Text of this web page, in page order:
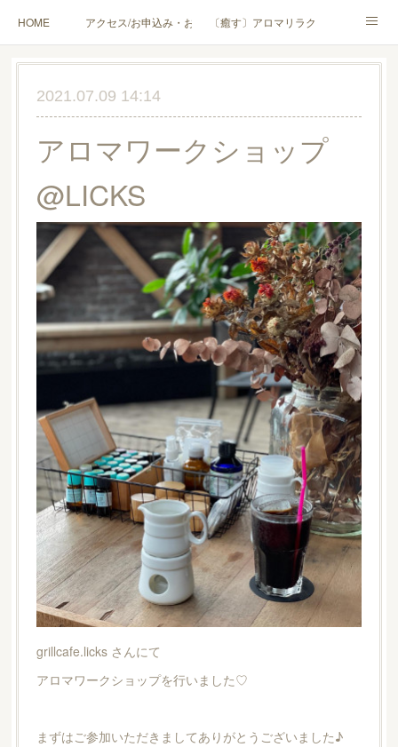
HOME アクセス/お申込み・お問合せ〔癒す〕アロマリラクゼーション
〔学ぶ〕AEAJ資格対応コース〔学ぶ〕トリートメント実技講座／介護アロマ講座
ハンモックよもぎ蒸し® HAMMOCK SAUNA® アカデミー厚木校
ハンモックタイ古式協会® 厚木校出張講座(個人／企業・団体)
Instagram コラム YouTube［アロマ・ハーブクラフト］
2021.07.09 14:14
アロマワークショップ
@LICKS
grillcafe.licks さんにて
アロマワークショップを行いました♡
まずはご参加いただきましてありがとうございました♪